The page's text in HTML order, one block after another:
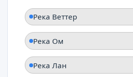
Река Веттер
Река Ом
Река Лан